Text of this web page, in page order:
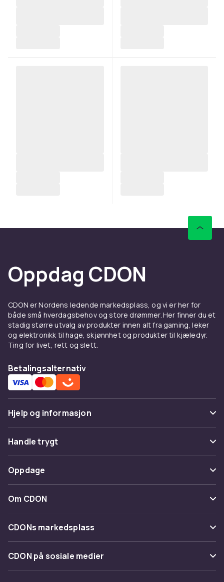
Oppdag CDON
CDON er Nordens ledende markedsplass, og vi er her for
både små hverdagsbehov og store drømmer. Her finner du et
stadig større utvalg av produkter innen alt fra gaming, leker
og elektronikk til hage, skjønnhet og produkter til kjæledyr.
Ting for livet, rett og slett.
Betalingsalternativ
Hjelp og informasjon
Vanlige spørsmål
Spor pakke
Angre & returner her
Kontakt oss
Handle trygt
Betaling
Levering
Tilbakekallinger
Oppdage
Kategorier
Varemerker
Om CDON
Om oss
Kundeanmeldelser
Jobbe på CDON
CDONs markedsplass
Merchant Help Center
CDON på sosiale medier